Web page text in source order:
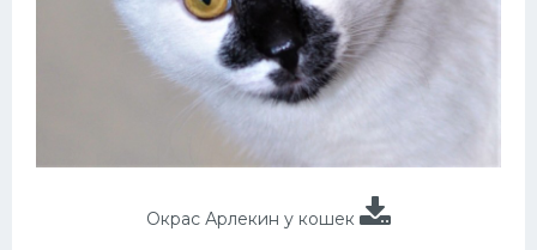
Окрас Арлекин у кошек